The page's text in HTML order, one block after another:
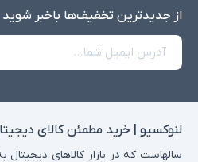
مناسب
اجرای سریع کدها و الگوریتم‌های پیچیده.
گیمینگ:اجرای بازی‌های گرافیکی با
پردازنده A
از جدید‌ترین تخفیف‌ها با‌خبر شوید
لنوکسیو | خرید مطمئن کالای
سالهاست که در بازار کالاهای دیجیتال